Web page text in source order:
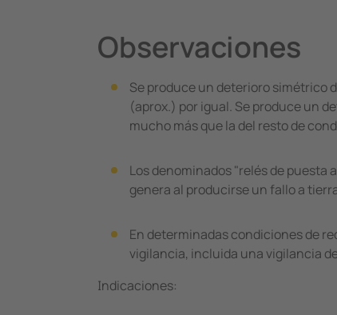
Observaciones
Se produce un deterioro simétrico
(aprox.) por igual. Se produce un
mucho más que la del resto de
Los denominados "relés de
genera al producirse un fallo a
En determinadas condiciones de
vigilancia, incluida una vigilancia
Indicaciones: